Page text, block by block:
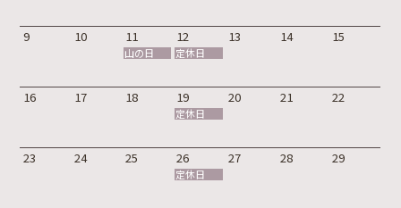
9 10 11
山の日
12
定休日
13 14 15
16 17 18 19
定休日
20 21 22
23 24 25 26
定休日
27 28 29